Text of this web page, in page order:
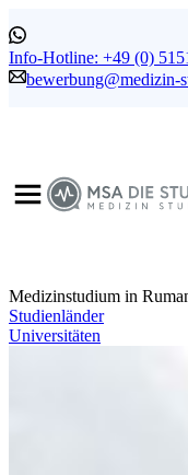
Info-Hotline: +49 (0)
bewerbung@medizin-
Medizinstudium in
Studienländer
Universitäten